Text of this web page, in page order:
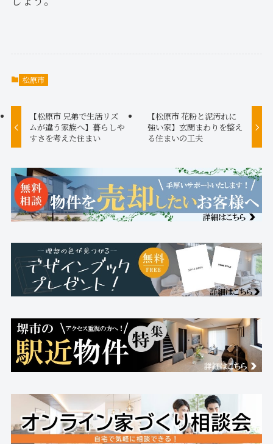
松原市
【松原市 兄弟で生活リズ
ムが違う家族へ】暮らしや
すさを考えた住まい
【松原市 花粉と泥汚れに
強い家】玄関まわりを整え
る住まいの工夫